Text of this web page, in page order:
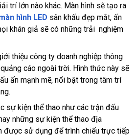
trí lớn nào khác. Màn hình sẽ tạo ra
hình LED sân khấu đẹp mắt, ấn
khán giả sẽ có những trải nghiệm
thiệu công ty doanh nghiệp thông
cáo ngoài trời. Hình thức này sẽ
ấn mạnh mẽ, nổi bật trong tâm trí
sự kiện thể thao như các trận đấu
những sự kiện thể thao địa
được sử dụng để trình chiếu trực tiếp